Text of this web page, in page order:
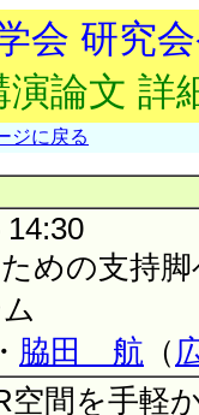
会 研究
演論文 詳
ジに戻る
14:30
めの支持
・ 脇田 航 （
空間を手軽